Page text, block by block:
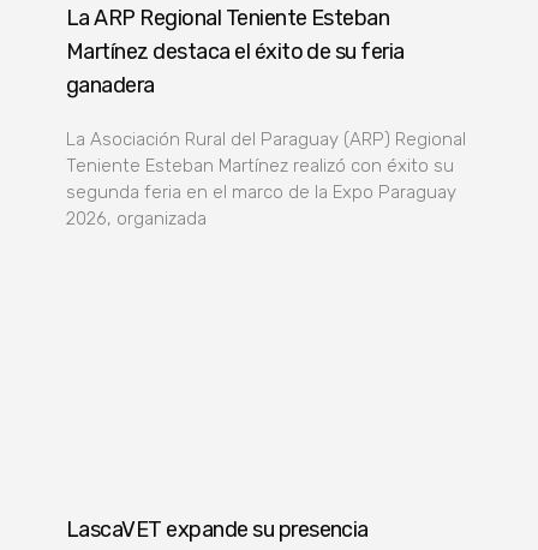
La ARP Regional Teniente Esteban
Martínez destaca el éxito de su feria
ganadera
La Asociación Rural del Paraguay (ARP) Regional
Teniente Esteban Martínez realizó con éxito su
segunda feria en el marco de la Expo Paraguay
2026, organizada
LascaVET expande su presencia